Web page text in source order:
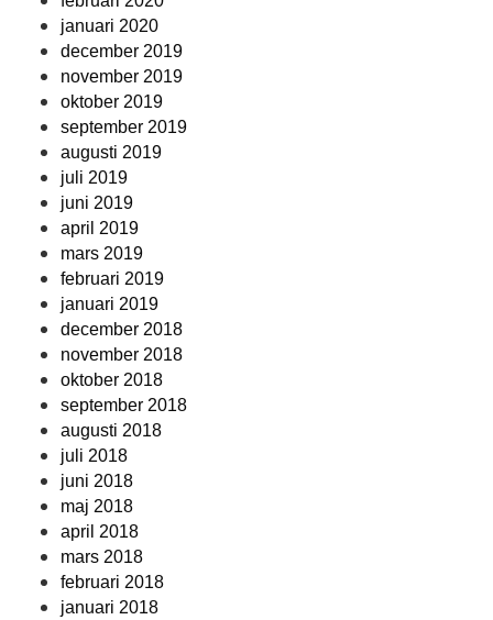
januari 2020
december 2019
november 2019
oktober 2019
september 2019
augusti 2019
juli 2019
juni 2019
april 2019
mars 2019
februari 2019
januari 2019
december 2018
november 2018
oktober 2018
september 2018
augusti 2018
juli 2018
juni 2018
maj 2018
april 2018
mars 2018
februari 2018
januari 2018